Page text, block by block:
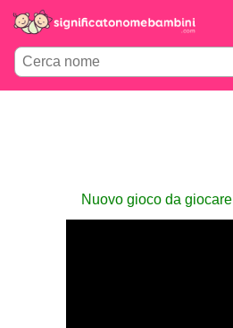
Nuovo gioco da